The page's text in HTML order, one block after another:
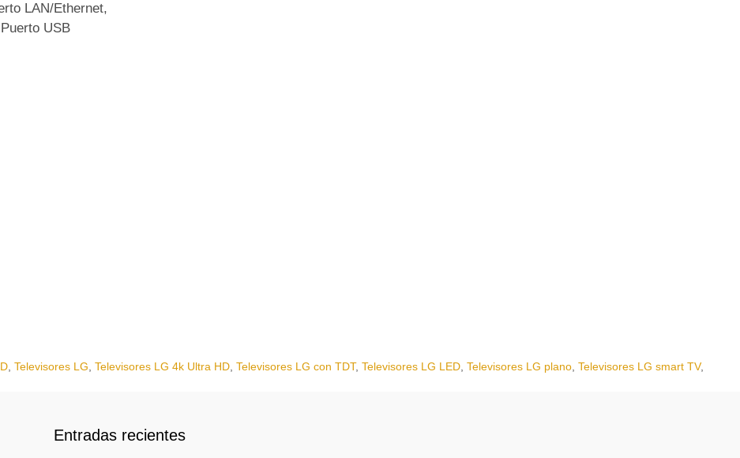
LAN/Ethernet,
USB
,Televisores LG ,Televisores LG 4k Ultra HD ,Televisores LG con TDT,Televisores LG LED ,Televisores LG plano ,Televisores LG smart TV,
Entradas recientes